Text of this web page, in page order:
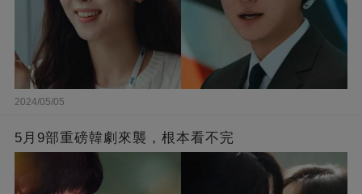
2024/05/05
5月9部重磅韓劇來襲，根本看不完